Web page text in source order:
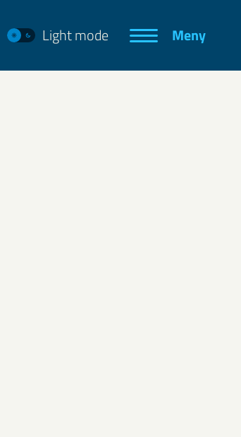
Light mode Meny